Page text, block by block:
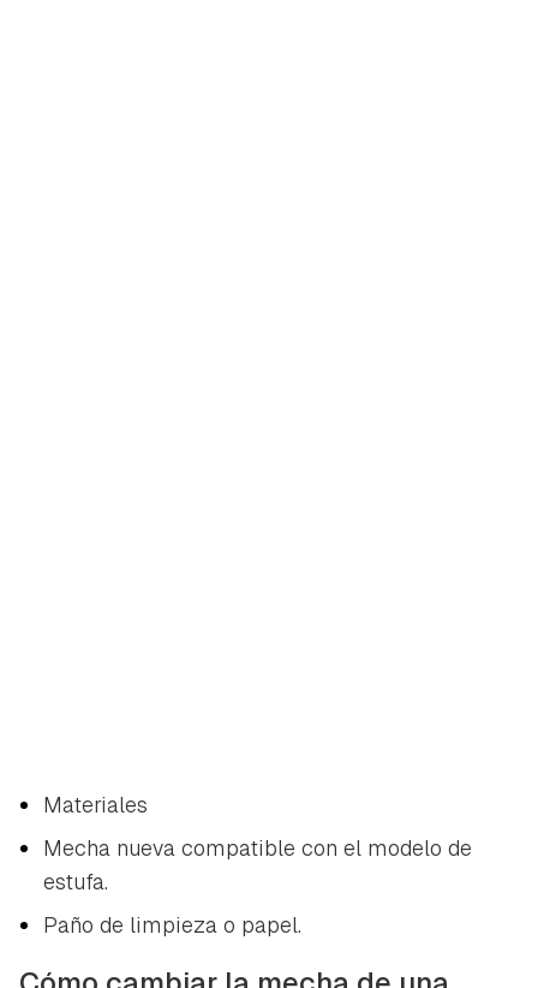
Materiales
Mecha nueva compatible con el modelo de
estufa.
Paño de limpieza o papel.